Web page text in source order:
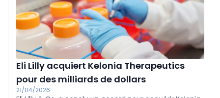
Eli Lilly acquiert Kelonia Therapeutics
pour des milliards de dollars
21/04/2026